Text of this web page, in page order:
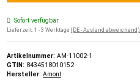
Sofort verfügbar
Lieferzeit: 1 - 3 Werktage (DE - Ausland abweichend)
Artikelnummer: AM-11002-1
GTIN: 8434518010152
Hersteller: Amont